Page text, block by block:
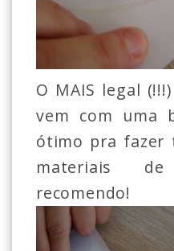
O MAIS legal
vem com uma
ótimo pra fazer
materiais
recomendo!